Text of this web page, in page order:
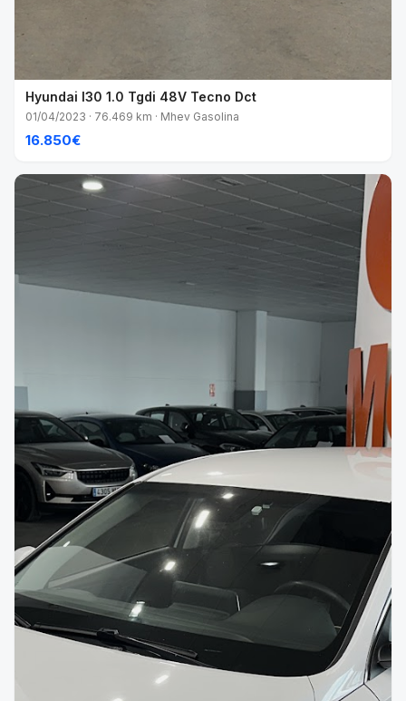
Hyundai I30 1.0 Tgdi 48V Tecno Dct
01/04/2023 · 76.469 km · Mhev Gasolina
16.850€
VENDIDO